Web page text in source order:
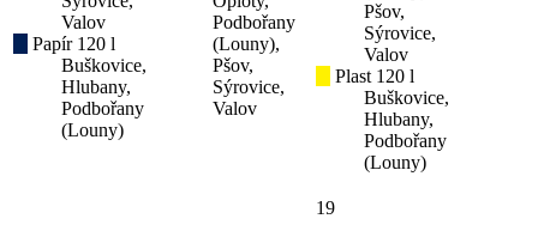
Valov
Papír 120 l
Buškovice,
Hlubany,
Podbořany
(Louny)
Podbořany
(Louny),
Pšov,
Sýrovice,
Valov
Pšov,
Sýrovice,
Valov
Plast 120 l
Buškovice,
Hlubany,
Podbořany
(Louny)
19